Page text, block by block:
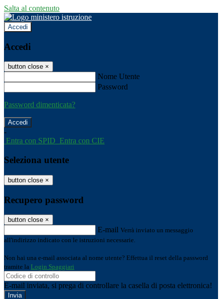
Salta al contenuto
Accedi
Accedi
button close ×
Nome Utente
Password
Password dimenticata?
-
Entra con SPID Entra con CIE
Seleziona utente
button close ×
Recupero password
button close ×
E-mail Verrà inviato un messaggio
all'indirizzo indicato con le istruzioni necessarie.
Non hai una e-mail associata al nome utente? Effettua il reset della password
tramite la Login Spaggiari
E-mail inviata, si prega di controllare la casella di posta elettronica!